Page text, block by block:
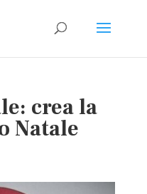
crea la
Natale